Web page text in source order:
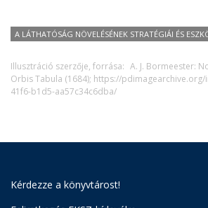
A LÁTHATÓSÁG NÖVELÉSÉNEK STRATÉGIÁI ÉS
Illusztráció szerzője, forrása: A. J. Bormeester:
Orbis Tabula (1684); https://
41f6-b1d5-aa57c34c6dba/
Kérdezze a könyvtárost!